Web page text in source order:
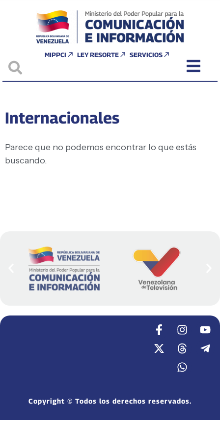
MIPPCI LEY RESORTE SERVICIOS
Internacionales
Parece que no podemos encontrar lo que estás
buscando.
Copyright © Todos los derechos reservados.